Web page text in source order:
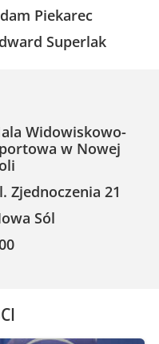
Piekarec
Superlak
Widowiskowo-
w Nowej
Zjednoczenia 21
Sól